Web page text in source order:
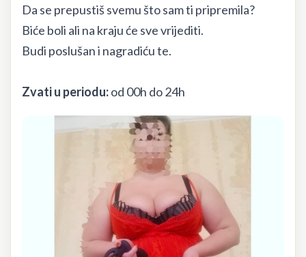
Da se prepustiš svemu što sam ti pripremila?
Biće boli ali na kraju će sve vrijediti.
Budi poslušan i nagradiću te.
Zvati u periodu:od 00h do 24h